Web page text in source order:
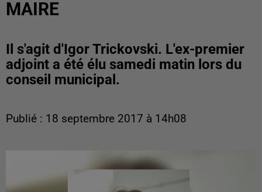
MAIRE
Il s'agit d'Igor Trickovski. L'ex-premier
adjoint a été élu samedi matin lors du
conseil municipal.
Publié : 18 septembre 2017 à 14h08